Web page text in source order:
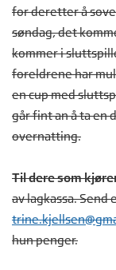
for deretter å
søndag, det
kommer i
foreldrene har
en cup med
går fint an å ta en
overnatting.
Til dere som
av lagkassa. Send
hun penger.